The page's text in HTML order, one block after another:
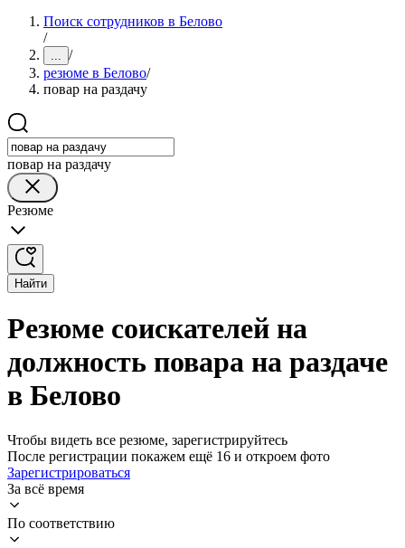
Поиск сотрудников в Белово
/
... /
резюме в Белово/
повар на раздачу
повар на раздачу
Резюме
Найти
Резюме соискателей на
должность повара на раздаче
в Белово
Чтобы видеть все резюме, зарегистрируйтесь
После регистрации покажем ещё 16 и откроем фото
Зарегистрироваться
За всё время
По соответствию